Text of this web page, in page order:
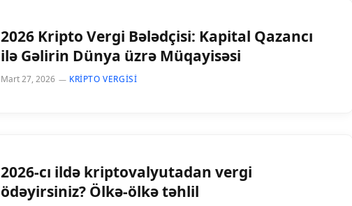
2026 Kripto Vergi Bələdçisi: Kapital Qazancı
ilə Gəlirin Dünya üzrə Müqayisəsi
Mart 27, 2026 KRIPTO VERGISI
2026-cı ildə kriptovalyutadan vergi
ödəyirsiniz? Ölkə-ölkə təhlil